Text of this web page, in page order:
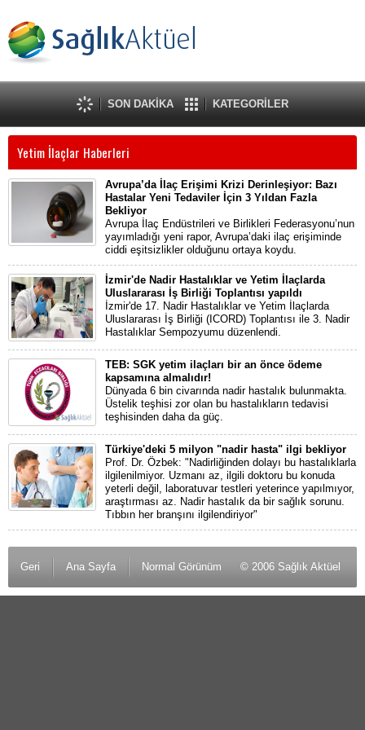
SON DAKİKA KATEGORİLER
Yetim İlaçlar Haberleri
Avrupa’da İlaç Erişimi Krizi Derinleşiyor: Bazı
Hastalar Yeni Tedaviler İçin 3 Yıldan Fazla
Bekliyor
Avrupa İlaç Endüstrileri ve Birlikleri Federasyonu’nun
yayımladığı yeni rapor, Avrupa’daki ilaç erişiminde
ciddi eşitsizlikler olduğunu ortaya koydu.
İzmir'de Nadir Hastalıklar ve Yetim İlaçlarda
Uluslararası İş Birliği Toplantısı yapıldı
İzmir'de 17. Nadir Hastalıklar ve Yetim İlaçlarda
Uluslararası İş Birliği (ICORD) Toplantısı ile 3. Nadir
Hastalıklar Sempozyumu düzenlendi.
TEB: SGK yetim ilaçları bir an önce ödeme
kapsamına almalıdır!
Dünyada 6 bin civarında nadir hastalık bulunmakta.
Üstelik teşhisi zor olan bu hastalıkların tedavisi
teşhisinden daha da güç.
Türkiye'deki 5 milyon "nadir hasta" ilgi bekliyor
Prof. Dr. Özbek: "Nadirliğinden dolayı bu hastalıklarla
ilgilenilmiyor. Uzmanı az, ilgili doktoru bu konuda
yeterli değil, laboratuvar testleri yeterince yapılmıyor,
araştırması az. Nadir hastalık da bir sağlık sorunu.
Tıbbın her branşını ilgilendiriyor"
Geri Ana Sayfa Normal Görünüm © 2006 Sağlık Aktüel